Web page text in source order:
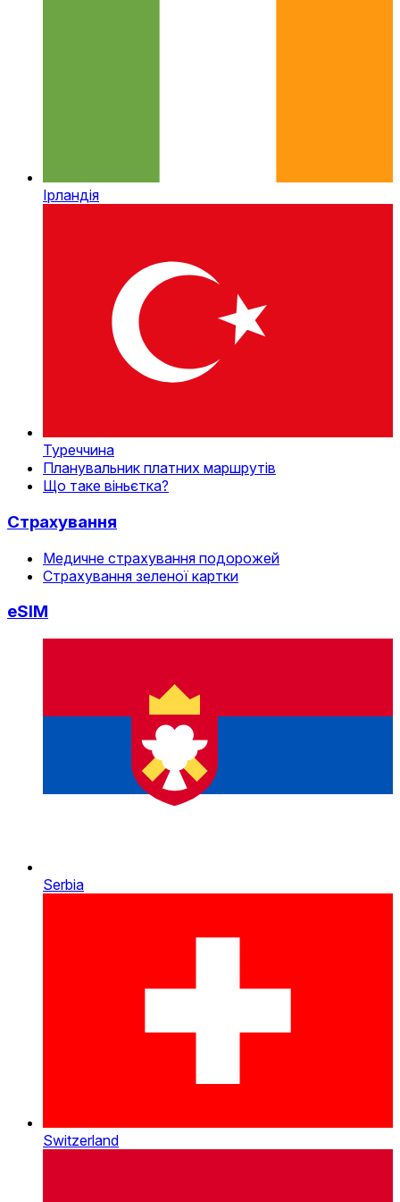
Ірландія
Туреччина
Планувальник платних маршрутів
Що таке віньєтка?
Страхування
Медичне страхування подорожей
Страхування зеленої картки
eSIM
Serbia
Switzerland